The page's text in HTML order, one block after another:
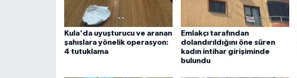
Kula'da uyuşturucu ve aranan
şahıslara yönelik operasyon:
4 tutuklama
Emlakçı tarafından
dolandırıldığını öne süren
kadın intihar girişiminde
bulundu